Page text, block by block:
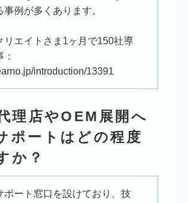
事例が多くあります。
エイトさま1ヶ月で150社導
introduction/13391
理店やOEM展開へ
ポートはどの程度
か？
ポート窓口を設けており、技